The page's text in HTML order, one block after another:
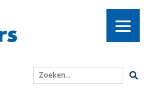
Zoeken...